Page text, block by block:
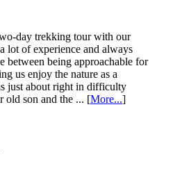
day trekking tour with our
lot of experience and always
between being approachable for
us enjoy the nature as a
just about right in difficulty
old son and the ... [More...]